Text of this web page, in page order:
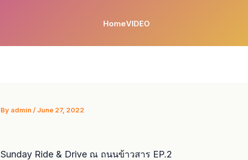
HomeVIDEO
By admin / June 27, 2022
Sunday Ride & Drive ณ ถนนข้าวสาร EP.2